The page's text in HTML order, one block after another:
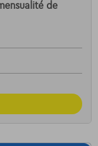
de